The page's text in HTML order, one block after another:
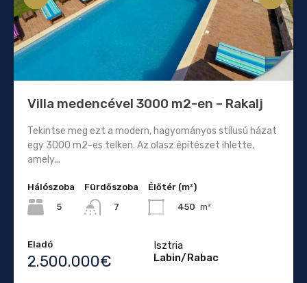
Villa medencével 3000 m2-en – Rakalj
Tekintse meg ezt a modern, hagyományos stílusú házat
egy 3000 m2-es telken. Az olasz építészet ihlette,
amely...
Hálószoba
5
Fürdőszoba
7
Élőtér (m²)
450 m²
Eladó
2.500.000€
Isztria
Labin/Rabac